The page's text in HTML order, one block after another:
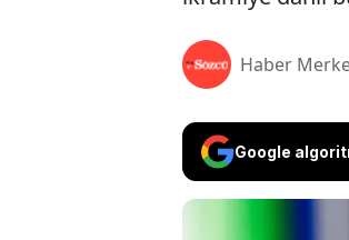
Haber
Google